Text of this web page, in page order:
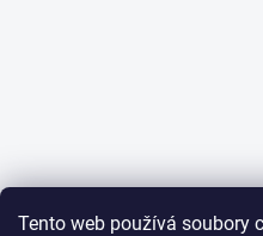
Tento web používá soubory